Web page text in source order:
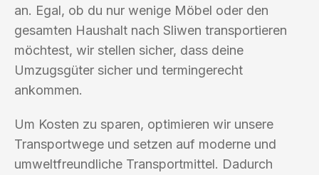
an. Egal, ob du nur wenige Möbel oder den
gesamten Haushalt nach Sliwen transportieren
möchtest, wir stellen sicher, dass deine
Umzugsgüter sicher und termingerecht
ankommen.
Um Kosten zu sparen, optimieren wir unsere
Transportwege und setzen auf moderne und
umweltfreundliche Transportmittel. Dadurch